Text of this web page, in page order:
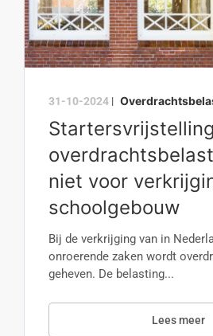
31-10-2024 |
Startersvrijstelling
niet voor
schoolgebouw
Bij de verkrijging van in
onroerende zaken wordt
geheven. De belasting...
Lees meer